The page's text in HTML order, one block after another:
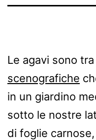
Le agavi sono tra
scenografiche
in un giardino
sotto le nostre
di foglie